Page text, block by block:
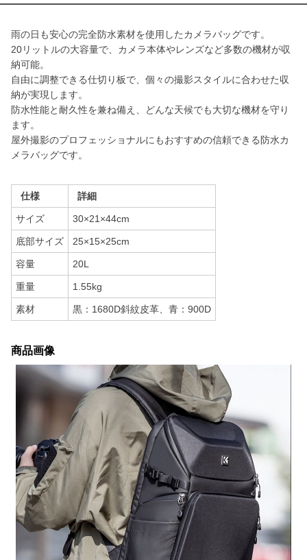
雨の日も安心の完全防水素材を使用したカメラバッグです。
20リットルの大容量で、カメラ本体やレンズなど多数の機材が収
納可能。
自由に調整できる仕切り板で、個々の撮影スタイルに合わせた収
納が実現します。
防水性能と耐久性を兼ね備え、どんな天候でも大切な機材を守り
ます。
屋外撮影のプロフェッショナルにもおすすめの信頼できる防水カ
メラバッグです。
仕様 詳細
サイズ 30×21×44cm
底部サイズ 25×15×25cm
容量 20L
重量 1.55kg
素材 黒：1680D斜紋皮革、青：900D
商品画像